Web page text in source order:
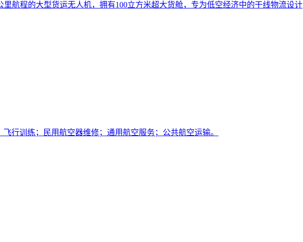
航程的大型货运无人机，拥有100立方米超大货舱，专为低空经济中的干线物流设计
行训练；民用航空器维修；通用航空服务；公共航空运输。